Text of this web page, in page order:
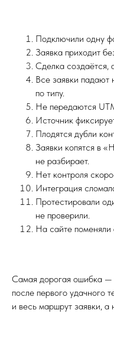
Подключили одну
Заявка приходит
Сделка создаётся,
Все заявки падают
по типу.
Не передаются
Источник
Плодятся дубли
Заявки копятся в
не разбирает.
Нет контроля
Интеграция
Протестировали
не проверили.
На сайте поменяли
Самая дорогая ошибка —
после первого удачного
и весь маршрут заявки, а